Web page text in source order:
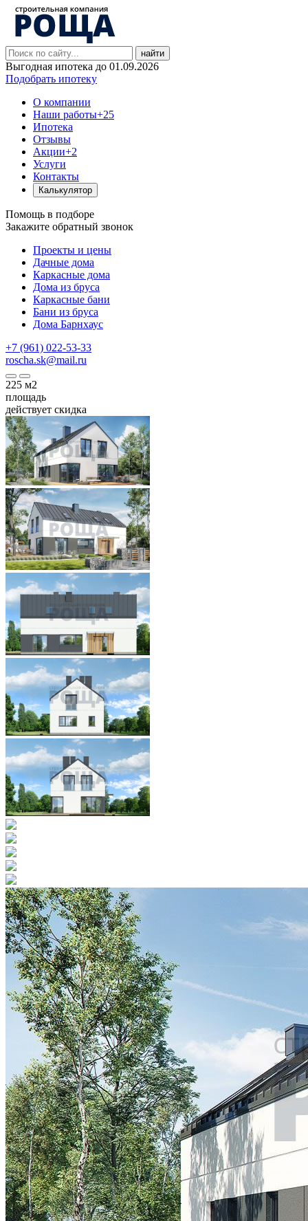
найти
Выгодная ипотека до 01.09.2026
Подобрать ипотеку
О компании
Наши работы+25
Ипотека
Отзывы
Акции+2
Услуги
Контакты
Калькулятор
Помощь в подборе
Закажите обратный звонок
Проекты и цены
Дачные дома
Каркасные дома
Дома из бруса
Каркасные бани
Бани из бруса
Дома Барнхаус
+7 (961) 022-53-33
roscha.sk@mail.ru
225 м2
площадь
действует скидка